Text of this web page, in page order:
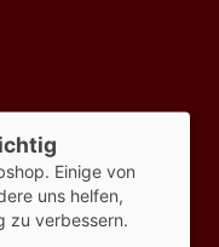
Einige von
uns helfen,
zu verbessern.